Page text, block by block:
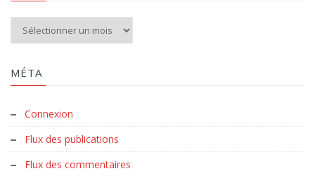
Aux archives du Clud :
MÉTA
Connexion
Flux des publications
Flux des commentaires